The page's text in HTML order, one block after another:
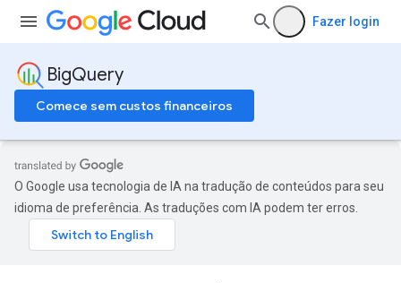
Fazer login
BigQuery
Comece sem custos financeiros
O Google usa tecnologia de IA na tradução de conteúdos para seu
idioma de preferência. As traduções com IA podem ter erros.